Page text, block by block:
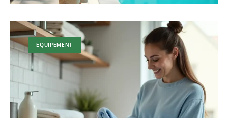
EQUIPEMENT